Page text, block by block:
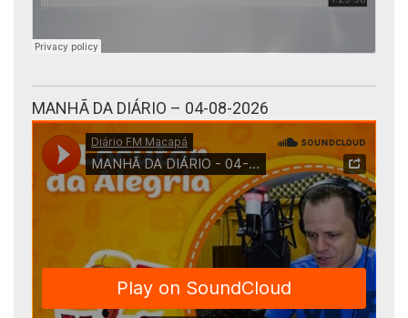
MANHÃ DA DIÁRIO – 04-08-2026